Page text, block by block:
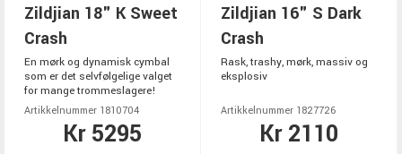
Zildjian 18" K Sweet
Crash
En mørk og dynamisk cymbal
som er det selvfølgelige valget
for mange trommeslagere!
Artikkelnummer 1810704
Kr 5295
Zildjian 16" S Dark
Crash
Rask, trashy, mørk, massiv og
eksplosiv
Artikkelnummer 1827726
Kr 2110